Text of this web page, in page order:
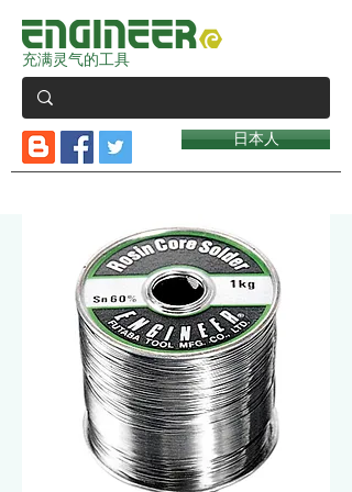
充满灵气的工具
日本人